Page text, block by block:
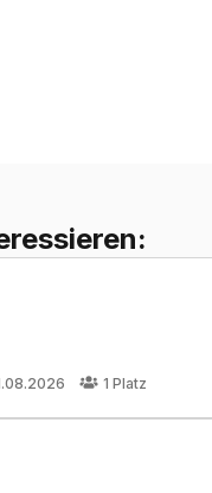
1 Platz